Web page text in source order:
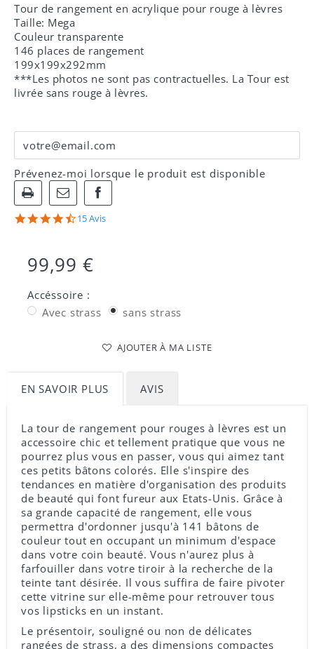
Tour de rangement en acrylique pour rouge à lèvres
Taille: Mega
Couleur transparente
146 places de rangement
199x199x292mm
***Les photos ne sont pas contractuelles. La Tour est
livrée sans rouge à lèvres.
Prévenez-moi lorsque le produit est disponible
Partager
sur
4.7
15 Avis
99,99 €
Accéssoire :
Avec strass
sans strass
AJOUTER À MA LISTE
EN SAVOIR PLUS AVIS
La tour de rangement pour rouges à lèvres est un
accessoire chic et tellement pratique que vous ne
pourrez plus vous en passer, vous qui aimez tant
ces petits bâtons colorés. Elle s'inspire des
tendances en matière d'organisation des produits
de beauté qui font fureur aux Etats-Unis. Grâce à
sa grande capacité de rangement, elle vous
permettra d'ordonner jusqu'à 141 bâtons de
couleur tout en occupant un minimum d'espace
dans votre coin beauté. Vous n'aurez plus à
farfouiller dans votre tiroir à la recherche de la
teinte tant désirée. Il vous suffira de faire pivoter
cette vitrine sur elle-même pour retrouver tous
vos lipsticks en un instant.
Le présentoir, souligné ou non de délicates
rangées de strass, a des dimensions compactes